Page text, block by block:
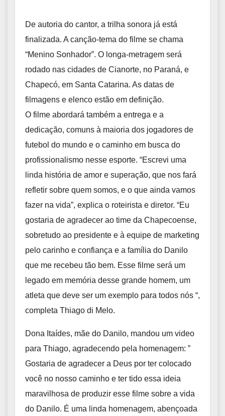
De autoria do cantor, a trilha sonora já está
finalizada. A canção-tema do filme se chama
“Menino Sonhador”. O longa-metragem será
rodado nas cidades de Cianorte, no Paraná, e
Chapecó, em Santa Catarina. As datas de
filmagens e elenco estão em definição.
O filme abordará também a entrega e a
dedicação, comuns à maioria dos jogadores de
futebol do mundo e o caminho em busca do
profissionalismo nesse esporte. “Escrevi uma
linda história de amor e superação, que nos fará
refletir sobre quem somos, e o que ainda vamos
fazer na vida”, explica o roteirista e diretor. “Eu
gostaria de agradecer ao time da Chapecoense,
sobretudo ao presidente e à equipe de marketing
pelo carinho e confiança e a família do Danilo
que me recebeu tão bem. Esse filme será um
legado em memória desse grande homem, um
atleta que deve ser um exemplo para todos nós “,
completa Thiago di Melo.
Dona Itaídes, mãe do Danilo, mandou um video
para Thiago, agradecendo pela homenagem: ”
Gostaria de agradecer a Deus por ter colocado
você no nosso caminho e ter tido essa ideia
maravilhosa de produzir esse filme sobre a vida
do Danilo. É uma linda homenagem, abençoada